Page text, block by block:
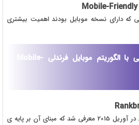
Mobile-Friendly
که دارای نسخه موبایل بودند اهمیت بیشتری
آشنایی با الگوریتم موبایل فرندلی Mobile-
این الگوریتم به طور رسمی در آوریل 2015 معرفی شد که مبنای آن بر پایه ی